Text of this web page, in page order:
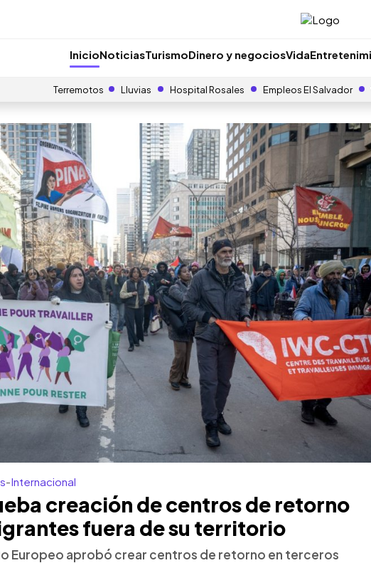
InicioNoticiasTurismoDinero y negociosVida
Terremotos Lluvias Hospital Rosales Empleos El Salvador
-Internacional
creación de centros de retorno
fuera de su territorio
Europeo aprobó crear centros de retorno en terceros